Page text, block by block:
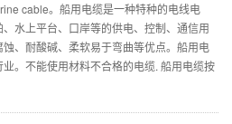
cable。船用电缆是一种特种的电线电
水上平台、口岸等的供电、控制、通信用
、耐酸碱、柔软易于弯曲等优点。船用电
。不能使用材料不合格的电缆. 船用电缆按